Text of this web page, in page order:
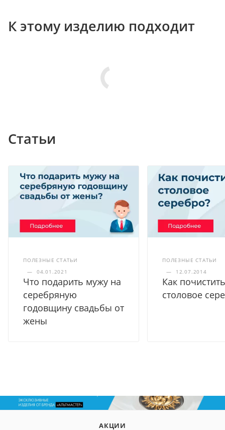
К этому изделию подходит
Статьи
ПОЛЕЗНЫЕ СТАТЬИ
—
04.01.2021
Что подарить мужу на
серебряную
годовщину свадьбы от
жены
ПОЛЕЗНЫЕ СТАТЬИ
—
12.07.2014
Как почистить
столовое
АКЦИИ